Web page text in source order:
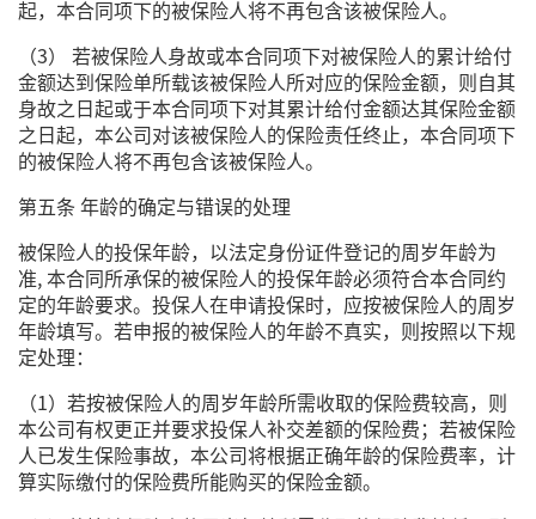
起，本合同项下的被保险人将不再包含该被保险人。
（3） 若被保险人身故或本合同项下对被保险人的累计给付
金额达到保险单所载该被保险人所对应的保险金额，则自其
身故之日起或于本合同项下对其累计给付金额达其保险金额
之日起，本公司对该被保险人的保险责任终止，本合同项下
的被保险人将不再包含该被保险人。
第五条 年龄的确定与错误的处理
被保险人的投保年龄，以法定身份证件登记的周岁年龄为
准, 本合同所承保的被保险人的投保年龄必须符合本合同约
定的年龄要求。投保人在申请投保时，应按被保险人的周岁
年龄填写。若申报的被保险人的年龄不真实，则按照以下规
定处理：
（1）若按被保险人的周岁年龄所需收取的保险费较高，则
本公司有权更正并要求投保人补交差额的保险费；若被保险
人已发生保险事故，本公司将根据正确年龄的保险费率，计
算实际缴付的保险费所能购买的保险金额。